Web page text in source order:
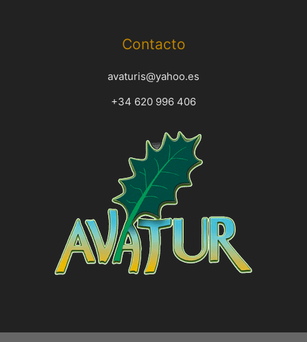
Contacto
avaturis@yahoo.es
+34 620 996 406